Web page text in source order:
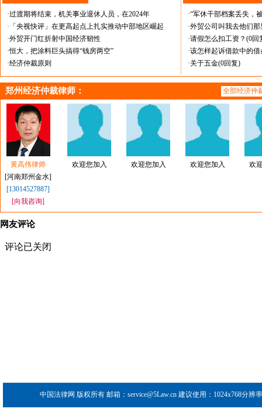
·过渡期将结束，机关事业退休人员，在2024年
·「央视快评」在更高起点上扎实推动中部地区崛起
·外贸开门红折射中国经济韧性
·恒大，把涂料巨头搞得“钱房两空”
·经济仲裁原则
·“军休干部档案丢失，
·外贸公司叫我去他们
·请假怎么扣工资？ (0回
·该怎样起诉借款中的借
·关于五金(0回复)
郑州经济仲裁律师 ： 全部经济仲
黄高伟律师
[河南郑州金水]
[13014527887]
[向我咨询]
欢迎您加入 欢迎您加入 欢迎您加入 欢
网友评论
中国法律网 版权所有 邮箱：service@5Law.cn 建议使用：1024x768分辨